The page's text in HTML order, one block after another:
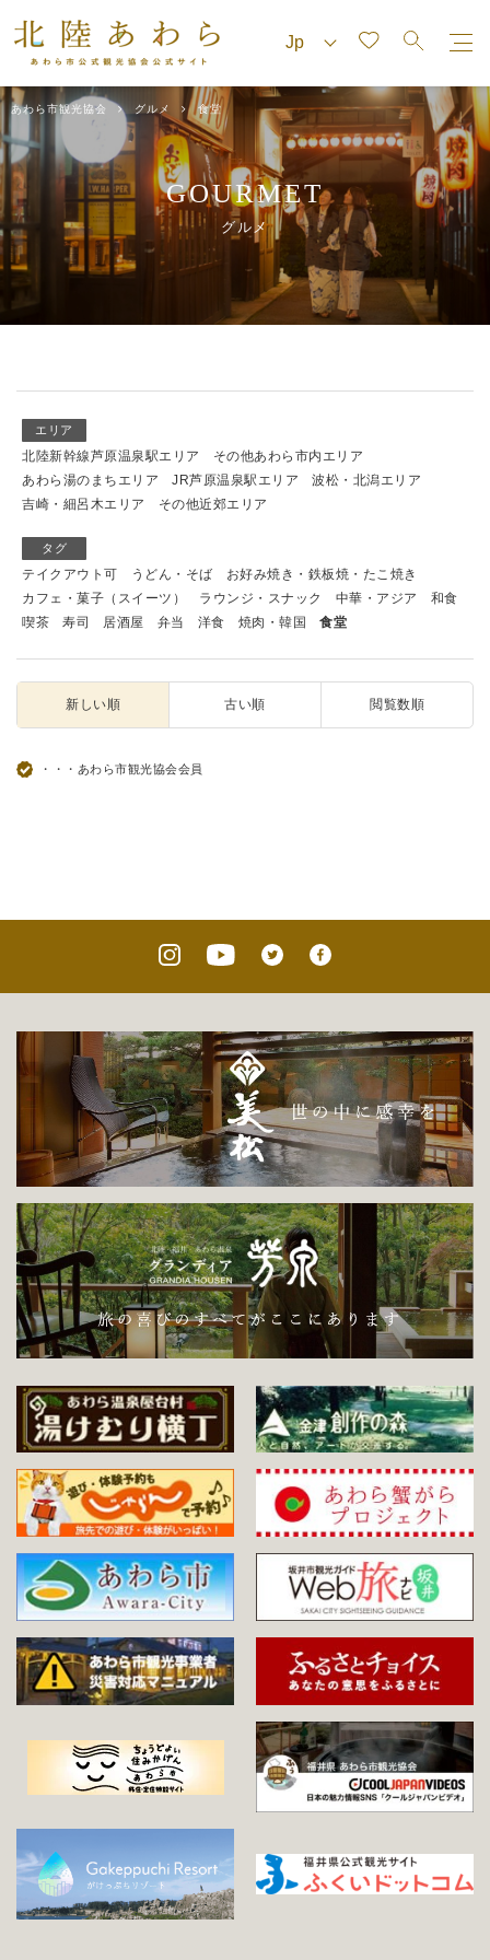
あわら市観光協会 グルメ 食堂
GOURMET
グルメ
エリア
北陸新幹線芦原温泉駅エリア
その他あわら市内エリア
あわら湯のまちエリア
JR芦原温泉駅エリア
波松・北潟エリア
吉崎・細呂木エリア
その他近郊エリア
タグ
テイクアウト可 うどん・そば
お好み焼き・鉄板焼・たこ焼き
カフェ・菓子（スイーツ）
ラウンジ・スナック 中華・アジア
和食
喫茶
寿司 居酒屋 弁当 洋食 焼肉・韓国 食堂
新しい順 古い順 閲覧数順
・・・あわら市観光協会会員